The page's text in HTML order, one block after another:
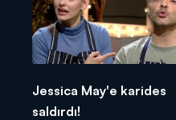
Jessica May'e karides
saldırdı!